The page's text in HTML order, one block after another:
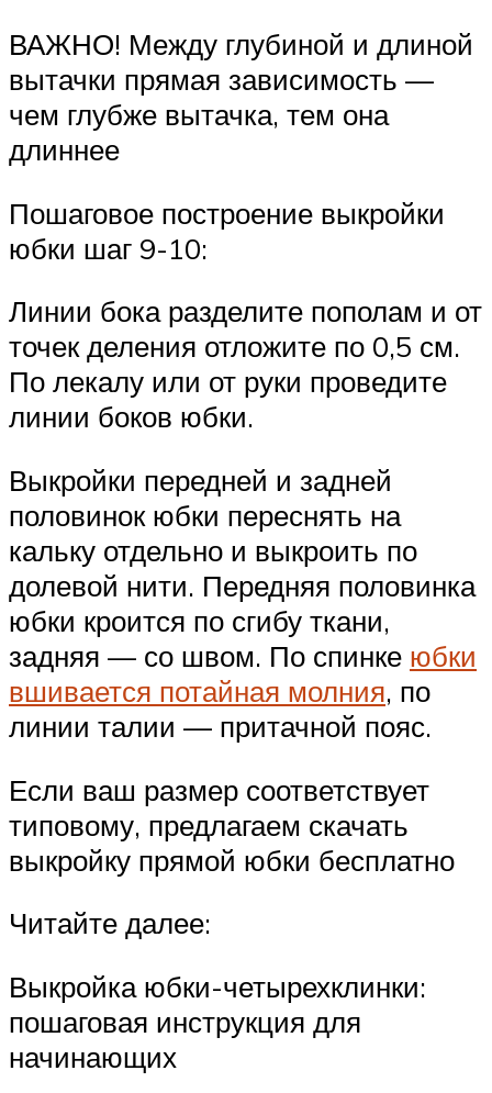
ВАЖНО! Между глубиной и длиной
вытачки прямая зависимость —
чем глубже вытачка, тем она
длиннее
Пошаговое построение выкройки
юбки шаг 9-10:
Линии бока разделите пополам и от
точек деления отложите по 0,5 см.
По лекалу или от руки проведите
линии боков юбки.
Выкройки передней и задней
половинок юбки переснять на
кальку отдельно и выкроить по
долевой нити. Передняя половинка
юбки кроится по сгибу ткани,
задняя — со швом. По спинке юбки
вшивается потайная молния, по
линии талии — притачной пояс.
Если ваш размер соответствует
типовому, предлагаем скачать
выкройку прямой юбки бесплатно
Читайте далее:
Выкройка юбки-четырехклинки:
пошаговая инструкция для
начинающих